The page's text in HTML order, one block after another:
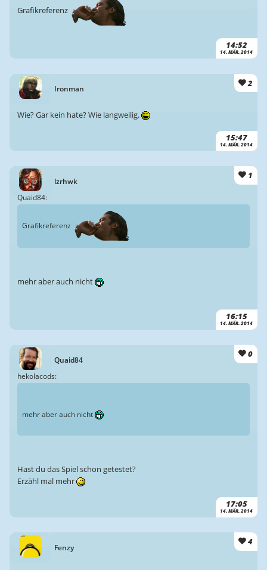
14:52
14. MÄR. 2014
Grafikreferenz
Ironman
2
15:47
14. MÄR. 2014
Wie? Gar kein hate? Wie langweilig.
lzrhwk
1
16:15
14. MÄR. 2014
Quaid84:
Grafikreferenz
mehr aber auch nicht
Quaid84
0
17:05
14. MÄR. 2014
hekolacods:
mehr aber auch nicht
Hast du das Spiel schon getestet?
Erzähl mal mehr
Fenzy
4